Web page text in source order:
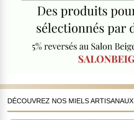
DÉCOUVREZ NOS MIELS ARTISANAUX